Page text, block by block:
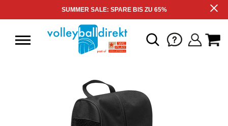
SUMMER SALE: SPARE BIS ZU 65%